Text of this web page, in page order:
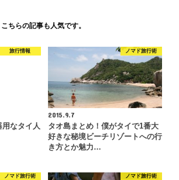
こちらの記事も人気です。
旅行情報
用なタイ人
ノマド旅行術
2015.9.7
タオ島まとめ！僕がタイで1番大
好きな秘境ビーチリゾートへの行
き方とか魅力…
ノマド旅行術 ノマド旅行術